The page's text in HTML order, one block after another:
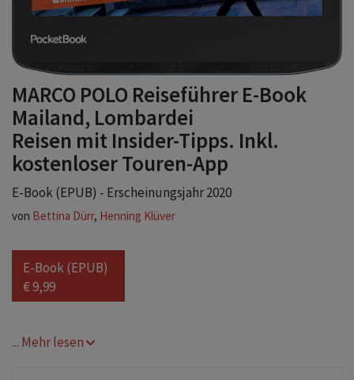
MARCO POLO Reiseführer E-Book
Mailand, Lombardei
Reisen mit Insider-Tipps. Inkl.
kostenloser Touren-App
E-Book (EPUB) - Erscheinungsjahr 2020
von Bettina Dürr, Henning Klüver
E-Book (EPUB)
€ 9,99
... Mehr lesen